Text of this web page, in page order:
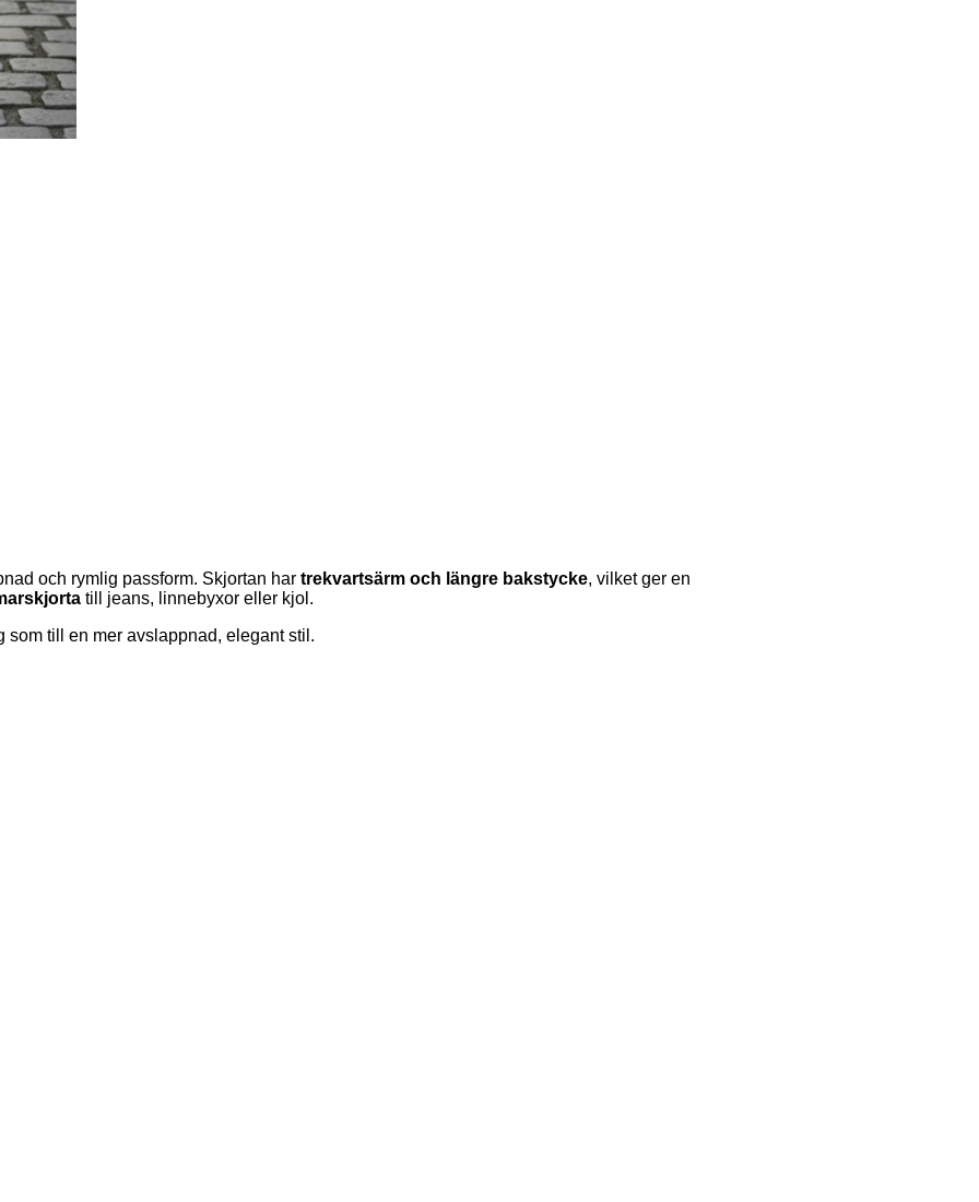
och rymlig passform. Skjortan har trekvartsärm och längre bakstycke, vilket ger en
till jeans, linnebyxor eller kjol.
som till en mer avslappnad, elegant stil.